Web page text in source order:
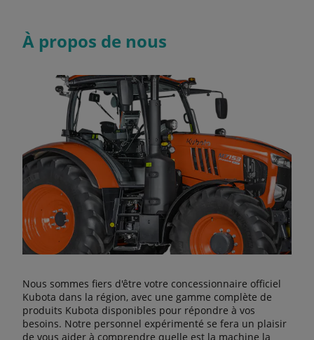
À propos de nous
Nous sommes fiers d'être votre concessionnaire officiel
Kubota dans la région, avec une gamme complète de
produits Kubota disponibles pour répondre à vos
besoins. Notre personnel expérimenté se fera un plaisir
de vous aider à comprendre quelle est la machine la